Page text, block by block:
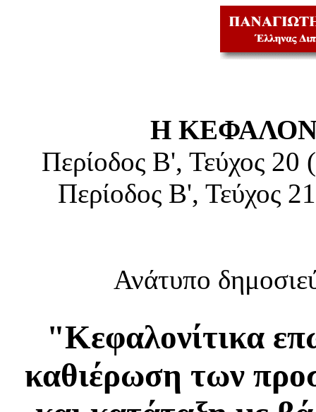
Η
Περίοδος Β', Τεύχος 20
Περίοδος Β', Τεύχος
Ανάτυπο
"Κεφαλονίτικα
καθιέρωση των